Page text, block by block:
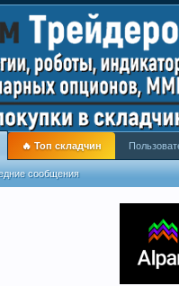
сообщения
🔥 Топ складчин